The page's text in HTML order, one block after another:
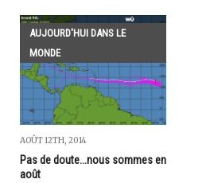
AUJOURD'HUI DANS LE
MONDE
AOÛT 12TH, 2014
Pas de doute...nous sommes en
août